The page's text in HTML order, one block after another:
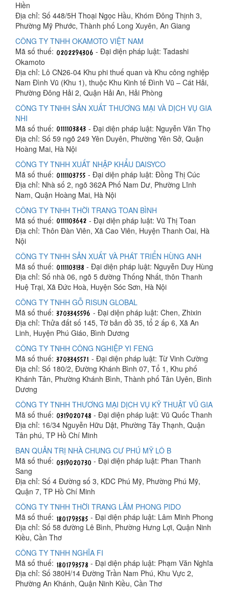
Hiền
Địa chỉ: Số 448/5H Thoại Ngọc Hầu, Khóm Đông Thịnh 3,
Phường Mỹ Phước, Thành phố Long Xuyên, An Giang
CÔNG TY TNHH OKAMOTO VIỆT NAM
Mã số thuế:
- Đại diện pháp luật: Tadashi
Okamoto
Địa chỉ: Lô CN26-04 Khu phi thuế quan và Khu công nghiệp
Nam Đình Vũ (Khu 1), thuộc Khu Kinh tế Đình Vũ – Cát Hải,
Phường Đông Hải 2, Quận Hải An, Hải Phòng
CÔNG TY TNHH SẢN XUẤT THƯƠNG MẠI VÀ DỊCH VỤ GIA
NHI
Mã số thuế:
- Đại diện pháp luật: Nguyễn Văn Thọ
Địa chỉ: Số 59 ngõ 249 Yên Duyên, Phường Yên Sở, Quận
Hoàng Mai, Hà Nội
CÔNG TY TNHH XUẤT NHẬP KHẨU DAISYCO
Mã số thuế:
- Đại diện pháp luật: Đồng Thị Cúc
Địa chỉ: Nhà số 2, ngõ 362A Phố Nam Dư, Phường Lĩnh
Nam, Quận Hoàng Mai, Hà Nội
CÔNG TY TNHH THỜI TRANG TOAN BÌNH
Mã số thuế:
- Đại diện pháp luật: Vũ Thị Toan
Địa chỉ: Thôn Đàn Viên, Xã Cao Viên, Huyện Thanh Oai, Hà
Nội
CÔNG TY TNHH SẢN XUẤT VÀ PHÁT TRIỂN HÙNG ANH
Mã số thuế:
- Đại diện pháp luật: Nguyễn Duy Hùng
Địa chỉ: Số nhà 06, ngõ 5 đường Thống Nhất, thôn Thanh
Huệ Trại, Xã Đức Hoà, Huyện Sóc Sơn, Hà Nội
CÔNG TY TNHH GỖ RISUN GLOBAL
Mã số thuế:
- Đại diện pháp luật: Chen, Zhixin
Địa chỉ: Thửa đất số 145, Tờ bản đồ 35, tổ 2 ấp 6, Xã An
Linh, Huyện Phú Giáo, Bình Dương
CÔNG TY TNHH CÔNG NGHIỆP YI FENG
Mã số thuế:
- Đại diện pháp luật: Từ Vinh Cường
Địa chỉ: Số 180/2, Đường Khánh Bình 07, Tổ 1, Khu phố
Khánh Tân, Phường Khánh Bình, Thành phố Tân Uyên, Bình
Dương
CÔNG TY TNHH THƯƠNG MẠI DỊCH VỤ KỸ THUẬT VŨ GIA
Mã số thuế:
- Đại diện pháp luật: Vũ Quốc Thanh
Địa chỉ: 16/34 Nguyễn Hữu Dật, Phường Tây Thạnh, Quận
Tân phú, TP Hồ Chí Minh
BAN QUẢN TRỊ NHÀ CHUNG CƯ PHÚ MỸ LÔ B
Mã số thuế:
- Đại diện pháp luật: Phan Thanh
Sang
Địa chỉ: Số 4 Đường số 3, KDC Phú Mỹ, Phường Phú Mỹ,
Quận 7, TP Hồ Chí Minh
CÔNG TY TNHH THỜI TRANG LÂM PHONG PIDO
Mã số thuế:
- Đại diện pháp luật: Lâm Minh Phong
Địa chỉ: Số 58 đường Lê Bình, Phường Hưng Lợi, Quận Ninh
Kiều, Cần Thơ
CÔNG TY TNHH NGHĨA FI
Mã số thuế:
- Đại diện pháp luật: Phạm Văn Nghĩa
Địa chỉ: Số 380H/14 Đường Trần Nam Phú, Khu Vực 2,
Phường An Khánh, Quận Ninh Kiều, Cần Thơ